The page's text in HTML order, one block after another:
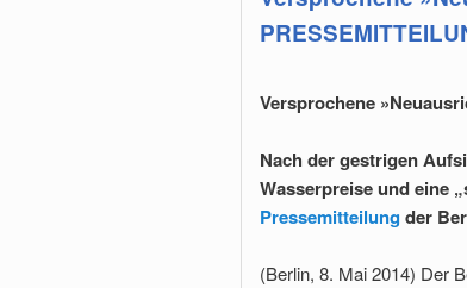
Versprochene
Nach der gestrigen
Wasserpreise und eine
Pressemitteilungder
(Berlin, 8. Mai 2014) Der